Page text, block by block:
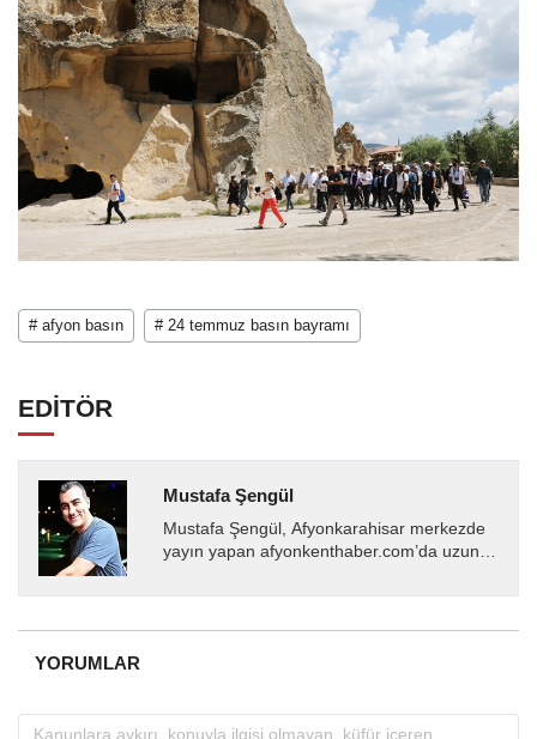
# afyon basın # 24 temmuz basın bayramı
EDİTÖR
Mustafa Şengül
Mustafa Şengül, Afyonkarahisar merkezde
yayın yapan afyonkenthaber.com’da uzun
almakta, haber akışı...
YORUMLAR